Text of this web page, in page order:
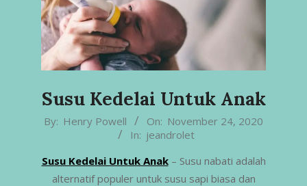
Susu Kedelai Untuk Anak
2020-
By: Henry Powell On: November 24, 2020
In: jeandrolet
Susu Kedelai Untuk Anak– Susu nabati adalah
alternatif populer untuk susu sapi biasa dan